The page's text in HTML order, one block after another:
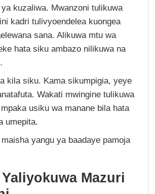
kuzaliwa. Mwanzoni tulikuwa
kadri tulivyoendelea kuongea
sana. Alikuwa mtu wa
hata siku ambazo nilikuwa na
kila siku. Kama sikumpigia, yeye
Wakati mwingine tulikuwa
usiku wa manane bila hata
umepita.
yangu ya baadaye pamoja
Mazuri